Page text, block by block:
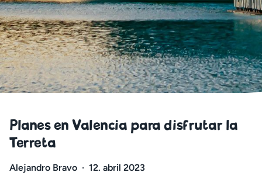
Planes en Valencia para disfrutar la
Terreta
Alejandro Bravo · 12. abril 2023